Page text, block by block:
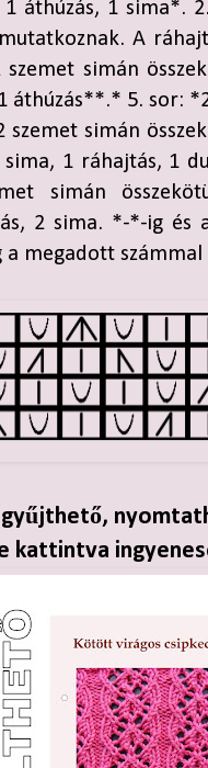
áthúzás, 1 sima*.
A
simán
áthúzás**.* 5. sor:
szemet simán
1 ráhajtás, 1
simán
2 sima. *-*-ig és
megadott
kattintva